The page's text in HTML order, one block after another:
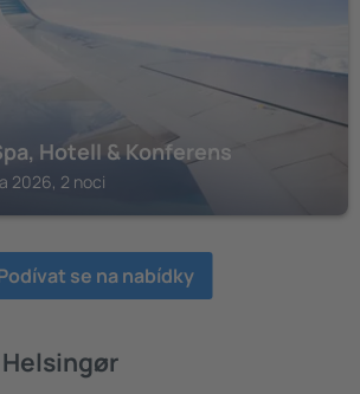
Hotell & Konferens
2026, 2 noci
se na nabídky